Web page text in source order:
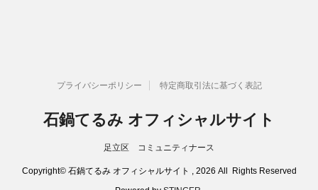
プライバシーポリシー 特定商取引法に基づく表記
石鍋てるみ オフィシャルサイト
足立区 コミュニティナース
Copyright© 石鍋てるみ オフィシャルサイト , 2026 All Rights Reserved